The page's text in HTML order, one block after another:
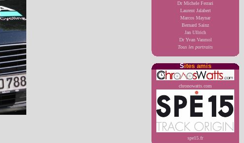
Dr Michele Ferrari
Laurent Jalabert
Marcos Maynar
Bernard Sainz
Jan Ullrich
Dr Yvan Vanmol
Tous les portraits
Sites amis
chronowatts.com
spe15.fr